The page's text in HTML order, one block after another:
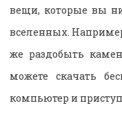
вещи, которые вы
вселенных.
же раздобыть
можете скачать
компьютер и